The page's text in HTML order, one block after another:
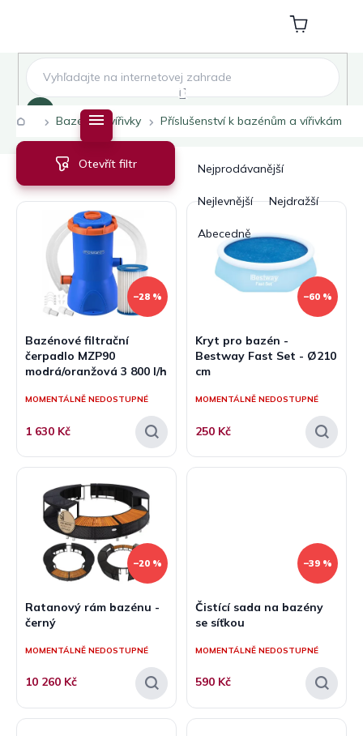
Nákupní
košík
DomůBazény a vířivky Příslušenství k bazénům a vířivkám
a
e
k
ů
Nejprodávanější
Nejlevnější Nejdražší
Abecedně
Otevřít filtr
V
p
i
–28 %
Bazénové filtrační
čerpadlo MZP90
modrá/oranžová 3 800 l/h
MOMENTÁLNĚ NEDOSTUPNÉ
1 630 Kč
–60 %
Kryt pro bazén -
Bestway Fast Set - Ø210
cm
MOMENTÁLNĚ NEDOSTUPNÉ
250 Kč
–20 %
Ratanový rám bazénu -
černý
MOMENTÁLNĚ NEDOSTUPNÉ
10 260 Kč
–39 %
Čistící sada na bazény
se síťkou
MOMENTÁLNĚ NEDOSTUPNÉ
590 Kč